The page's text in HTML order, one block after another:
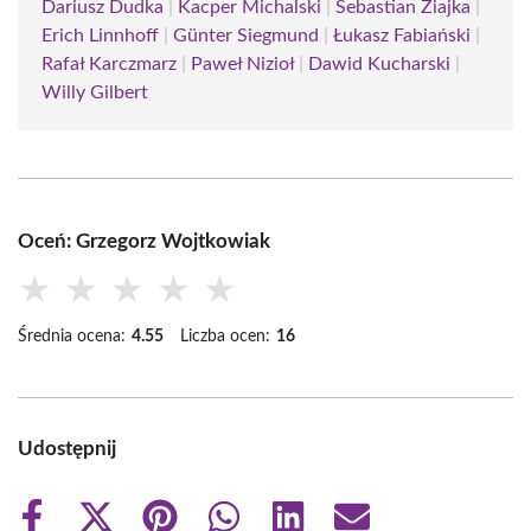
Dariusz Dudka Kacper Michalski Sebastian Ziajka
Erich Linnhoff
Günter Siegmund Łukasz Fabiański
Rafał Karczmarz
Paweł Nizioł| Dawid Kucharski
Willy Gilbert
Oceń: Grzegorz Wojtkowiak
★ ★ ★ ★ ★
Średnia ocena: 4.55 Liczba ocen: 16
Udostępnij
Share
Share
Share
Share
Share
Share